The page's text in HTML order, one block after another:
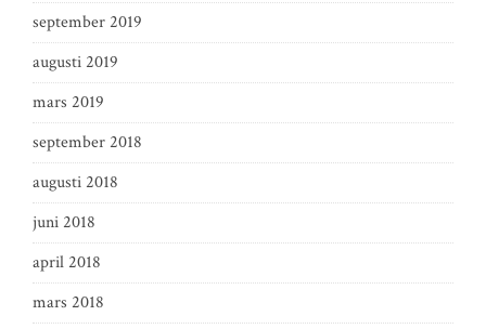
september 2019
augusti 2019
mars 2019
september 2018
augusti 2018
juni 2018
april 2018
mars 2018